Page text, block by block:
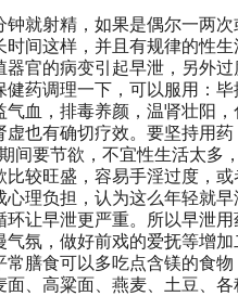
就射精，如果是偶尔一两次
间这样，并且有规律的性
官的病变引起早泄，另外过
药调理一下，可以服用：
血，排毒养颜，温肾壮阳
也有确切疗效。要坚持用
要节欲，不宜性生活太多
较旺盛，容易手淫过度，
理负担，认为这么年轻就
让早泄更严重。所以早泄
氛，做好前戏的爱抚等增加
膳食可以多吃点含镁的食
、高粱面、燕麦、土豆、